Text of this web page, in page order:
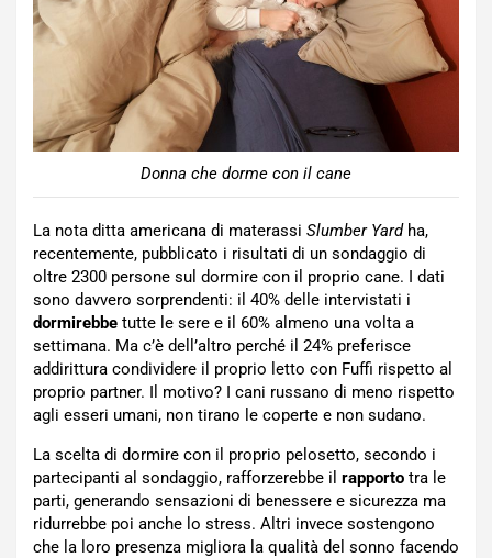
Donna che dorme con il cane
La nota ditta americana di materassi Slumber Yardha,
recentemente, pubblicato i risultati di un sondaggio di
oltre 2300 persone sul dormire con il proprio cane. I dati
sono davvero sorprendenti: il 40% delle intervistati i
dormirebbe tutte le sere e il 60% almeno una volta a
settimana. Ma c’è dell’altro perché il 24% preferisce
addirittura condividere il proprio letto con Fuffi rispetto al
proprio partner. Il motivo? I cani russano di meno rispetto
agli esseri umani, non tirano le coperte e non sudano.
La scelta di dormire con il proprio pelosetto, secondo i
partecipanti al sondaggio, rafforzerebbe il rapporto tra le
parti, generando sensazioni di benessere e sicurezza ma
ridurrebbe poi anche lo stress. Altri invece sostengono
che la loro presenza migliora la qualità del sonno facendo